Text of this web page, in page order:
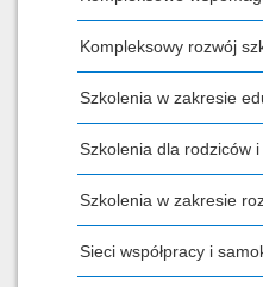
Kompleksowy rozwój
Szkolenia w zakresie
Szkolenia dla rodziców
Szkolenia w zakresie
Sieci współpracy i